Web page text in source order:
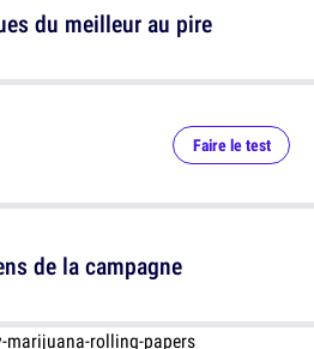
du meilleur au pire
Faire le test
de la campagne